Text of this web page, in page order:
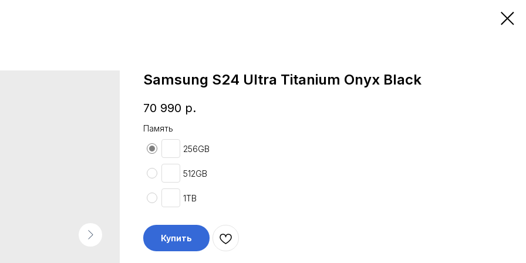
Samsung S24 Ultra Titanium Onyx Black
70 990 р.
Память
256GB
512GB
1TB
Купить